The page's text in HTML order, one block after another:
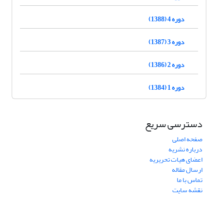
دوره 4 (1388)
دوره 3 (1387)
دوره 2 (1386)
دوره 1 (1384)
دسترسی سریع
صفحه اصلی
درباره نشریه
اعضای هیات تحریریه
ارسال مقاله
تماس با ما
نقشه سایت